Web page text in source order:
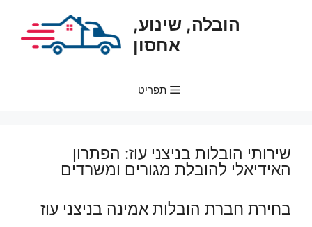
הובלה, שינוע,
אחסון
תפריט
שירותי הובלות בניצני עוז: הפתרון
האידיאלי להובלת מגורים ומשרדים
בחירת חברת הובלות אמינה בניצני עוז